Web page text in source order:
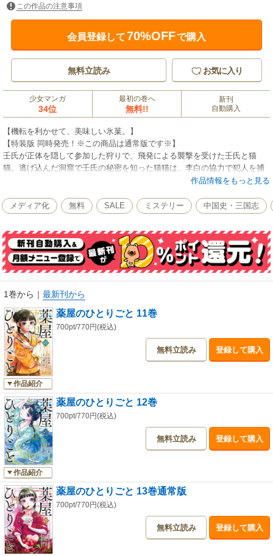
この作品の注意事項
会員登録して70%OFFで購入
無料立読み お気に入り
少女マンガ
34位
最初の巻へ
無料!!
新刊
自動購入
【機転を利かせて、美味しい氷菓。】
【特装版 同時発売！※この商品は通常版です※】
壬氏が正体を隠して参加した狩りで、飛発による襲撃を受けた壬氏と猫
猫。逃げ込んだ洞窟で壬氏の秘密を知った猫猫は、李白の協力で犯人を捕
らえ、襲撃事件の背景を推理しますが──…!?そして、後宮での勤務に戻っ
(C)2024 Hyuganatsu/Imagica Infos Co.，Ltd. (C)2024 Nekokurage (C)2024
Itsuki Nanao
作品情報をもっと見る
メディア化 無料 SALE ミステリー 中国史・三国志
1巻から ｜ 最新刊から
作品紹介
薬屋のひとりごと 11巻
700pt/770円(税込)
無料立読み 登録して購入
作品紹介
薬屋のひとりごと 12巻
700pt/770円(税込)
無料立読み 登録して購入
薬屋のひとりごと 13巻通常版
700pt/770円(税込)
無料立読み 登録して購入